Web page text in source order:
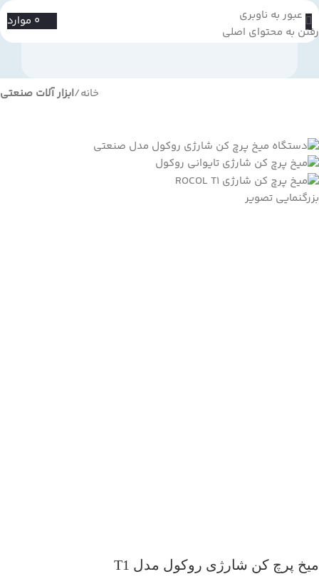
عبور به ناوبری
رفتن به محتوای اصلی
0 موارد
خانه ابزار آلات صنعتی
بزرگنمایی تصویر
میخ پرچ کن شارژی روکول مدل T1